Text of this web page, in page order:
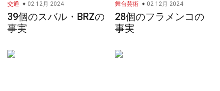
交通 02 12月 2024
39個のスバル・BRZの
事実
舞台芸術 02 12月 2024
28個のフラメンコの
事実